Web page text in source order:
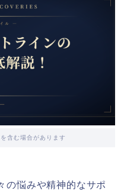
含む場合があります
の悩みや精神的なサポ